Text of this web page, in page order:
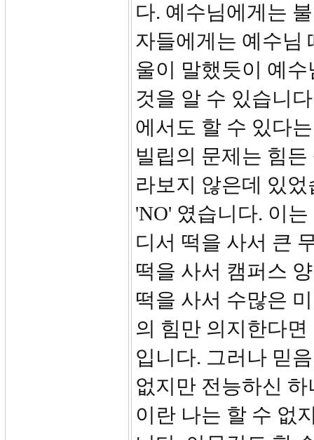
다. 예수님에게는
자들에게는 예수님
울이 말했듯이 예
것을 알 수 있습니
에서도 할 수 있다
빌립의 문제는 힘
라보지 않은데 있
'NO' 였습니다. 이
디서 떡을 사서 큰
떡을 사서 캠퍼스
떡을 사서 수많은
의 힘만 의지한다
입니다. 그러나 믿
없지만 전능하신
이란 나는 할 수 없